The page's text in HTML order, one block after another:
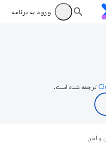
ورود به برنامه
ترجمه شده است.
و امان